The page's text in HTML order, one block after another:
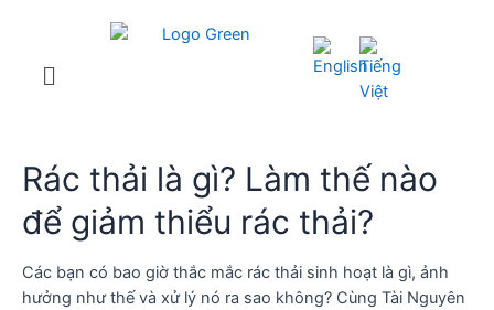
Rác thải là gì? Làm thế nào
để giảm thiểu rác thải?
Các bạn có bao giờ thắc mắc rác thải sinh hoạt là gì, ảnh
hưởng như thế và xử lý nó ra sao không? Cùng Tài Nguyên